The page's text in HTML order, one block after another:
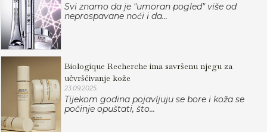
Svi znamo da je "umoran pogled" više od
neprospavane noći i da...
Biologique Recherche ima savršenu njegu za
učvršćivanje kože
23.09.2025.
Tijekom godina pojavljuju se bore i koža se
počinje opuštati, što...